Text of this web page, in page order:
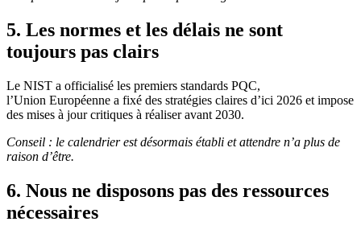
5. Les normes et les délais ne sont
toujours pas clairs
Le NIST a officialisé les premiers standards PQC,
l’Union Européenne a fixé des stratégies claires d’ici 2026 et impose
des mises à jour critiques à réaliser avant 2030.
Conseil : le calendrier est désormais établi et attendre n’a plus de
raison d’être.
6. Nous ne disposons pas des ressources
nécessaires